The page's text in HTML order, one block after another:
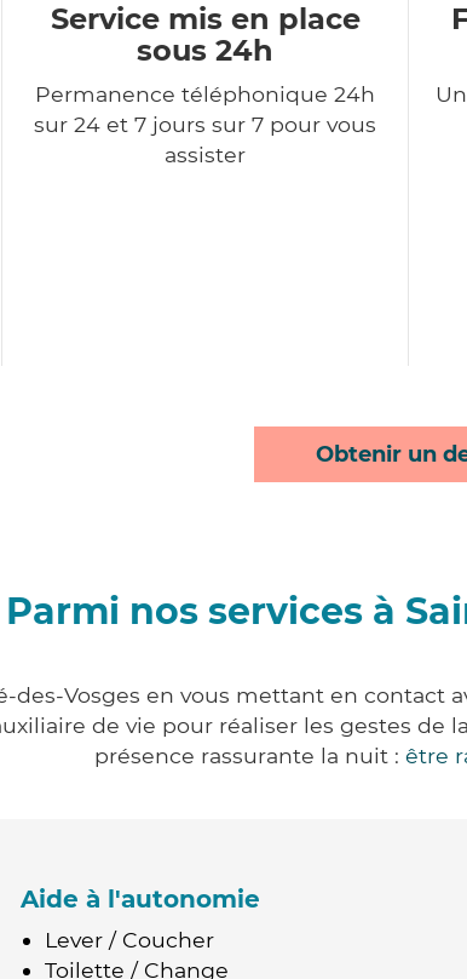
Service mis en place
sous 24h
Permanence téléphonique 24h
sur 24 et 7 jours sur 7 pour vous
assister
Obtenir un
Parmi nos services à
des-Vosges en vous mettant en contact
de vie pour réaliser les gestes
présence rassurante la nuit : être
Aide à l'autonomie
Lever / Coucher
Toilette / Change